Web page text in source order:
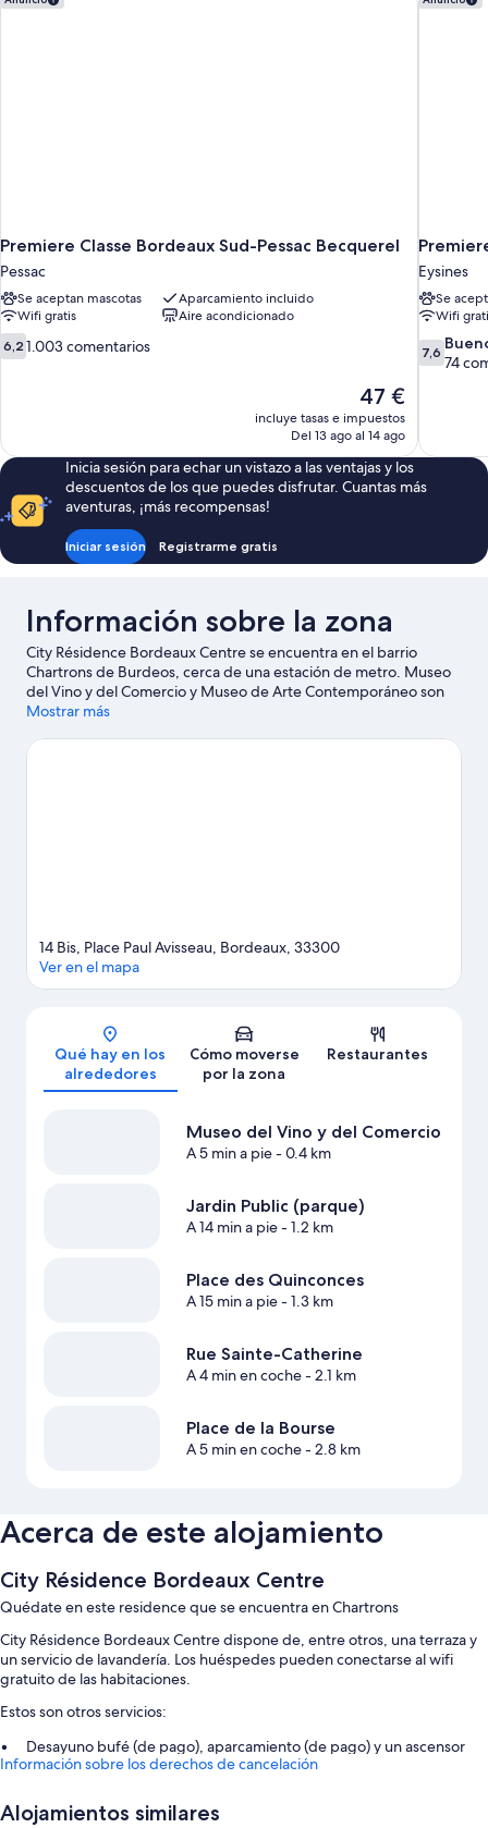
Premiere Classe Bordeaux Sud-Pessac Becquerel
Pessac
Se aceptan mascotas
Aparcamiento incluido
Wifi gratis
Aire acondicionado
6.2
sobre
6,2 1.003 comentarios
El
precio
actual
de
47 €
47 €
incluye tasas e impuestos
Del 13 ago al 14 ago
Eysines
Se
Wifi
7.6
sobre
7,6
74
Inicia sesión para echar un vistazo a las ventajas y los
descuentos de los que puedes disfrutar. Cuantas más
aventuras, ¡más recompensas!
Iniciar sesión Registrarme gratis
Información sobre la zona
City Résidence Bordeaux Centre se encuentra en el barrio
Chartrons de Burdeos, cerca de una estación de metro. Museo
del Vino y del Comercio y Museo de Arte Contemporáneo son
lugares fundamentales para los aficionados a la cultura en esta
Quais y Zona comercial y de ocio Quai des Marques. ¿Te
Mostrar más
Mapa
14 Bis, Place Paul Avisseau, Bordeaux, 33300
Ver en el mapa
Qué hay en los
alrededores
Cómo moverse
por la zona
Restaurantes
Museo del Vino y del Comercio
A 5 min a pie- 0.4 km
Jardin Public (parque)
A 14 min a pie- 1.2 km
Place des Quinconces
A 15 min a pie- 1.3 km
Rue Sainte-Catherine
A 4 min en coche- 2.1 km
Place de la Bourse
A 5 min en coche- 2.8 km
Acerca de este alojamiento
City Résidence Bordeaux Centre
Quédate en este residence que se encuentra en Chartrons
City Résidence Bordeaux Centre dispone de, entre otros, una terraza y
un servicio de lavandería. Los huéspedes pueden conectarse al wifi
gratuito de las habitaciones.
Estos son otros servicios:
Desayuno bufé (de pago), aparcamiento (de pago) y un ascensor
Personal multilingüe y espacios sin humos
Los viajeros valoran muy positivamente la amabilidad del personal
Información sobre los derechos de cancelación
Alojamientos similares